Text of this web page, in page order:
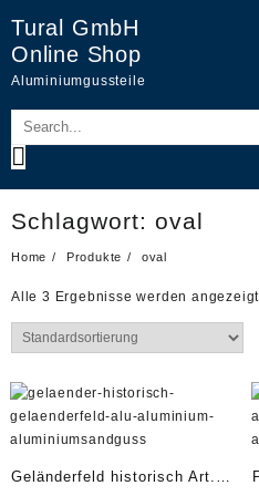
content
Tural GmbH
Online Shop
Aluminiumgussteile
Schlagwort: oval
Home Produkte oval
Alle 3 Ergebnisse werden angezeigt
Geländerfeld historisch Art.